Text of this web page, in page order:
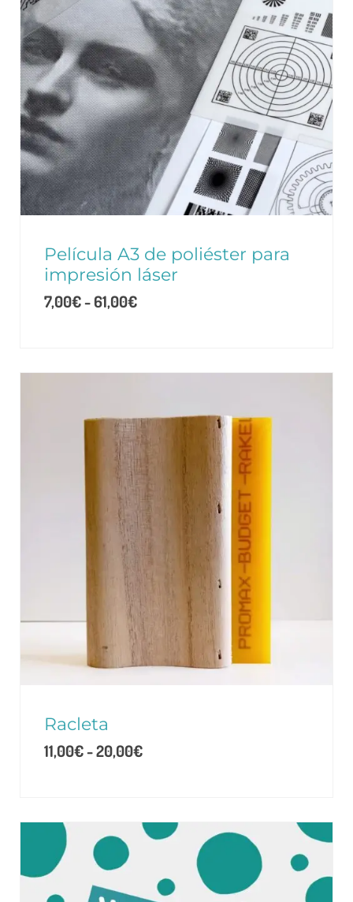
Película A3 de poliéster para
impresión láser
7,00€-61,00€
Racleta
11,00€-20,00€